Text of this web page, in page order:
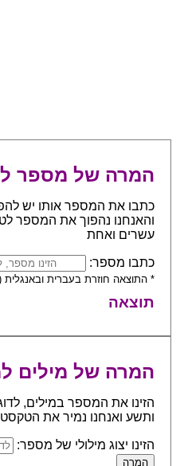
המרה של מספר
והאנחנו נהפוך את המספר
עשרים ואחת
כתבו מספר:
* התוצאה חוזרת בעברית ובאנגלית
תוצאה
המרה של מילים
הזינו את המספר במילים,
ותשע ואנחנו נמיר את הטקסט
הזינו יצוג מילולי של מספר: